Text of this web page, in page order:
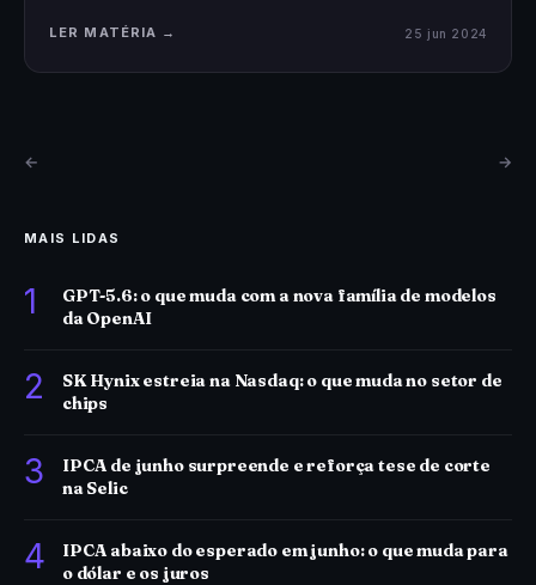
LER MATÉRIA → 25 jun 2024
← →
MAIS LIDAS
1
GPT-5.6: o que muda com a nova família de modelos
da OpenAI
2
SK Hynix estreia na Nasdaq: o que muda no setor de
chips
3
IPCA de junho surpreende e reforça tese de corte
na Selic
4
IPCA abaixo do esperado em junho: o que muda para
o dólar e os juros